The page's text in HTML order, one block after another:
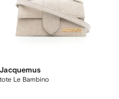
Jacquemus
tote Le Bambino